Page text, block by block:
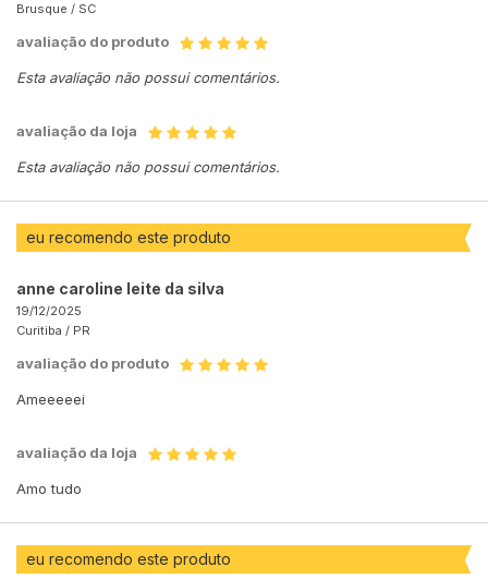
Brusque / SC
avaliação do produto
Esta avaliação não possui comentários.
avaliação da loja
Esta avaliação não possui comentários.
eu recomendo este produto
anne caroline leite da silva
19/12/2025
Curitiba / PR
avaliação do produto
Ameeeeei
avaliação da loja
Amo tudo
eu recomendo este produto